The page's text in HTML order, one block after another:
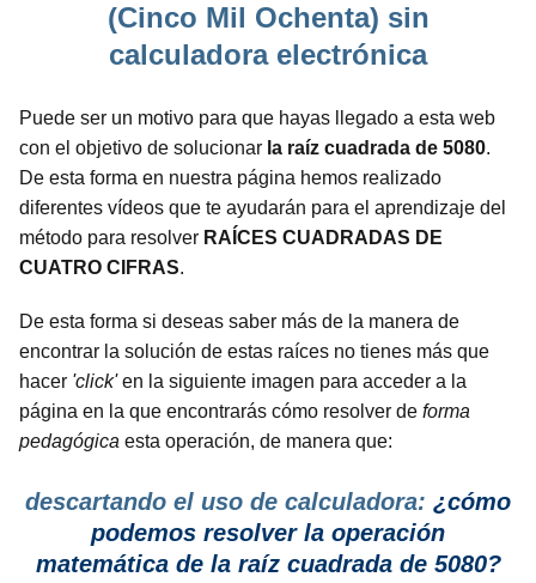
(Cinco Mil Ochenta) sin
calculadora electrónica
Puede ser un motivo para que hayas llegado a esta web
con el objetivo de solucionar la raíz cuadrada de 5080.
De esta forma en nuestra página hemos realizado
diferentes vídeos que te ayudarán para el aprendizaje del
método para resolver RAÍCES CUADRADAS DE
CUATRO CIFRAS.
De esta forma si deseas saber más de la manera de
encontrar la solución de estas raíces no tienes más que
hacer 'click'en la siguiente imagen para acceder a la
página en la que encontrarás cómo resolver de forma
pedagógica esta operación, de manera que:
descartando el uso de calculadora: ¿cómo
podemos resolver la operación
matemática de la raíz cuadrada de 5080?